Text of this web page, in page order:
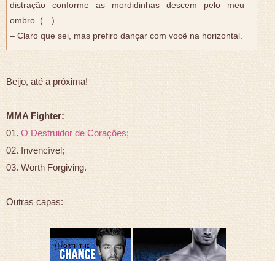
distração conforme as mordidinhas descem pelo meu
ombro. (…)
– Claro que sei, mas prefiro dançar com você na horizontal.
Beijo, até a próxima!
MMA Fighter:
01.O Destruidor de Corações;
02. Invencível;
03. Worth Forgiving.
Outras capas: